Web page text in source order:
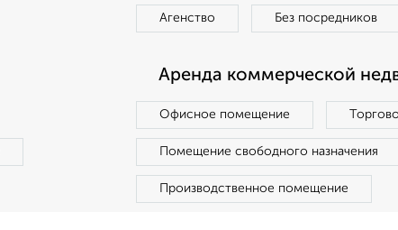
Агенство Без посредников
Аренда коммерческой
Офисное помещение
Помещение свободного назначения
Производственное помещение